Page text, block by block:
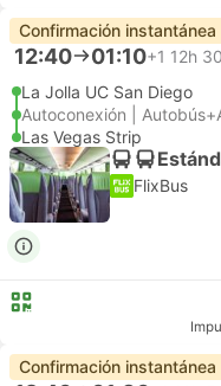
Confirmación instantánea
12:40 01:10+1 12h
La Jolla UC San Diego
Autoconexión |
Las Vegas Strip
FlixBus
Confirmación instantánea